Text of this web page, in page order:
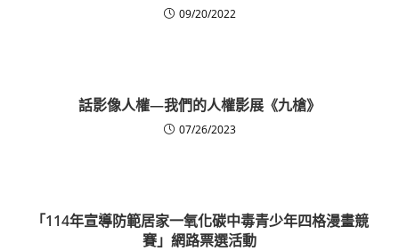
09/20/2022
話影像人權—我們的人權影展《九槍》
07/26/2023
「114年宣導防範居家一氧化碳中毒青少年四格漫畫競
賽」網路票選活動